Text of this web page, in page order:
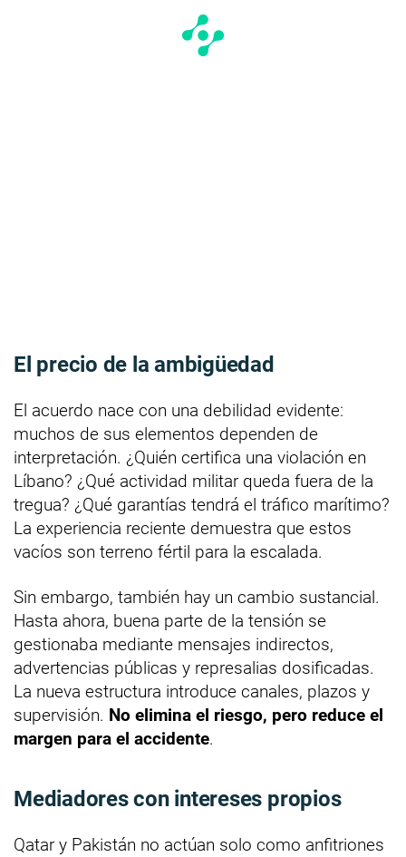
El precio de la ambigüedad
El acuerdo nace con una debilidad evidente:
muchos de sus elementos dependen de
interpretación. ¿Quién certifica una violación en
Líbano? ¿Qué actividad militar queda fuera de la
tregua? ¿Qué garantías tendrá el tráfico marítimo?
La experiencia reciente demuestra que estos
vacíos son terreno fértil para la escalada.
Sin embargo, también hay un cambio sustancial.
Hasta ahora, buena parte de la tensión se
gestionaba mediante mensajes indirectos,
advertencias públicas y represalias dosificadas.
La nueva estructura introduce canales, plazos y
supervisión. No elimina el riesgo, pero reduce el
margen para el accidente.
Mediadores con intereses propios
Qatar y Pakistán no actúan solo como anfitriones